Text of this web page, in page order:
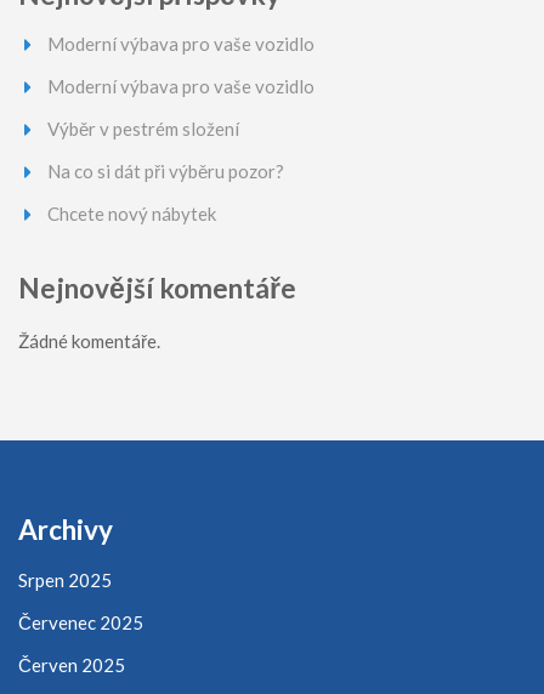
Moderní výbava pro vaše vozidlo
Moderní výbava pro vaše vozidlo
Výběr v pestrém složení
Na co si dát při výběru pozor?
Chcete nový nábytek
Nejnovější komentáře
Žádné komentáře.
Archivy
Srpen 2025
Červenec 2025
Červen 2025